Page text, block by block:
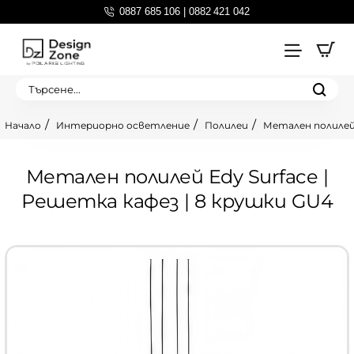
0887 685 106 | 0882 421 042
Търсене...
Метален полилей Edy Surface |
Решетка кафез | 8 крушки GU4
Интериорно осветление Полилеи Метален